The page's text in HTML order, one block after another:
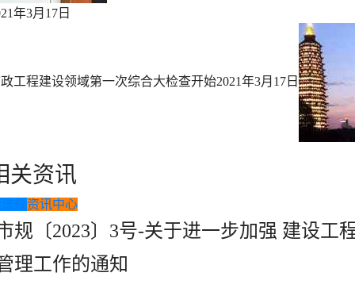
年3月17日
工程建设领域第一次综合大检查开始2021年3月17日
关资讯
资讯中心
规〔2023〕3号-关于进一步加强 建设工
理工作的通知